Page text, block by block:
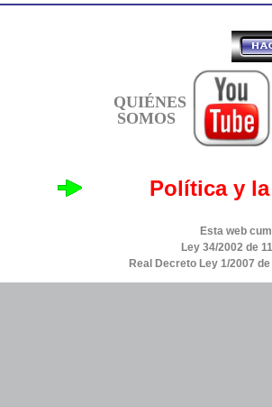
QUIÉNES
SOMOS
Política y
Esta web
Ley 34/2002 de
Real Decreto Ley 1/2007